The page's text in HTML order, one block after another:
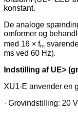
konstant.
De analoge
omformer og
med 16 × fₙ,
ms ved 60 Hz).
Indstilling af UE>
XU1-E anvender en
· Grovindstilling: 20